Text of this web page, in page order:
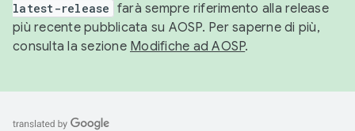
latest-release farà sempre riferimento alla release
più recente pubblicata su AOSP. Per saperne di più,
consulta la sezione Modifiche ad AOSP.